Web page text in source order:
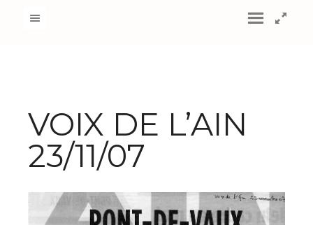
VOIX DE L’AIN
23/11/07